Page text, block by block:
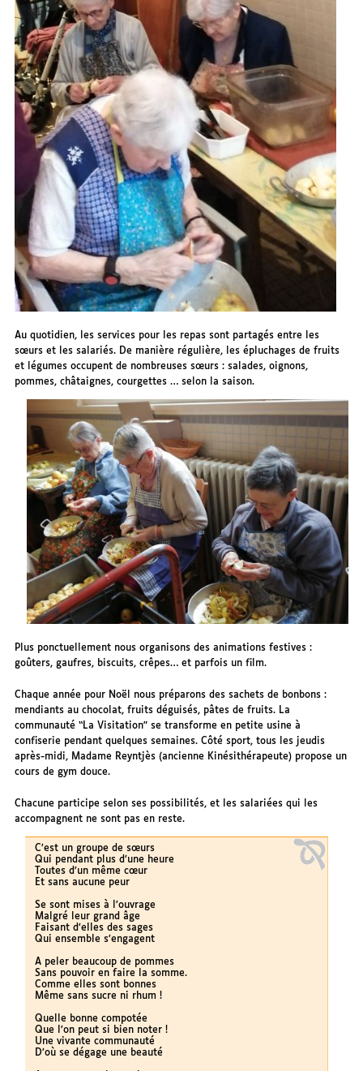
Au quotidien, les services pour les repas sont partagés entre les
sœurs et les salariés. De manière régulière, les épluchages de fruits
et légumes occupent de nombreuses sœurs : salades, oignons,
pommes, châtaignes, courgettes … selon la saison.
Plus ponctuellement nous organisons des animations festives :
goûters, gaufres, biscuits, crêpes… et parfois un film.
Chaque année pour Noël nous préparons des sachets de bonbons :
mendiants au chocolat, fruits déguisés, pâtes de fruits. La
communauté “La Visitation” se transforme en petite usine à
confiserie pendant quelques semaines. Côté sport, tous les jeudis
après-midi, Madame Reyntjès (ancienne Kinésithérapeute) propose un
cours de gym douce.
Chacune participe selon ses possibilités, et les salariées qui les
accompagnent ne sont pas en reste.
C’est un groupe de sœurs
Qui pendant plus d’une heure
Toutes d’un même cœur
Et sans aucune peur
Se sont mises à l’ouvrage
Malgré leur grand âge
Faisant d’elles des sages
Qui ensemble s’engagent
A peler beaucoup de pommes
Sans pouvoir en faire la somme.
Comme elles sont bonnes
Même sans sucre ni rhum !
Quelle bonne compotée
Que l’on peut si bien noter !
Une vivante communauté
D’où se dégage une beauté